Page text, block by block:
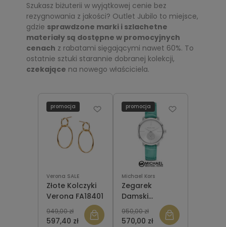
Szukasz biżuterii w wyjątkowej cenie bez
rezygnowania z jakości? Outlet Jubilo to miejsce,
gdzie sprawdzone marki i szlachetne
materiały są dostępne w promocyjnych
cenach z rabatami sięgającymi nawet 60%. To
ostatnie sztuki starannie dobranej kolekcji,
czekające na nowego właściciela.
Verona SALE
Złote Kolczyki
Verona FA18401
597,40 zł
949,00 zł
promocja
Michael Kors
Zegarek
Damski
MICHAEL KORS
MK2720 Portia
570,00 zł
950,00 zł
promocja